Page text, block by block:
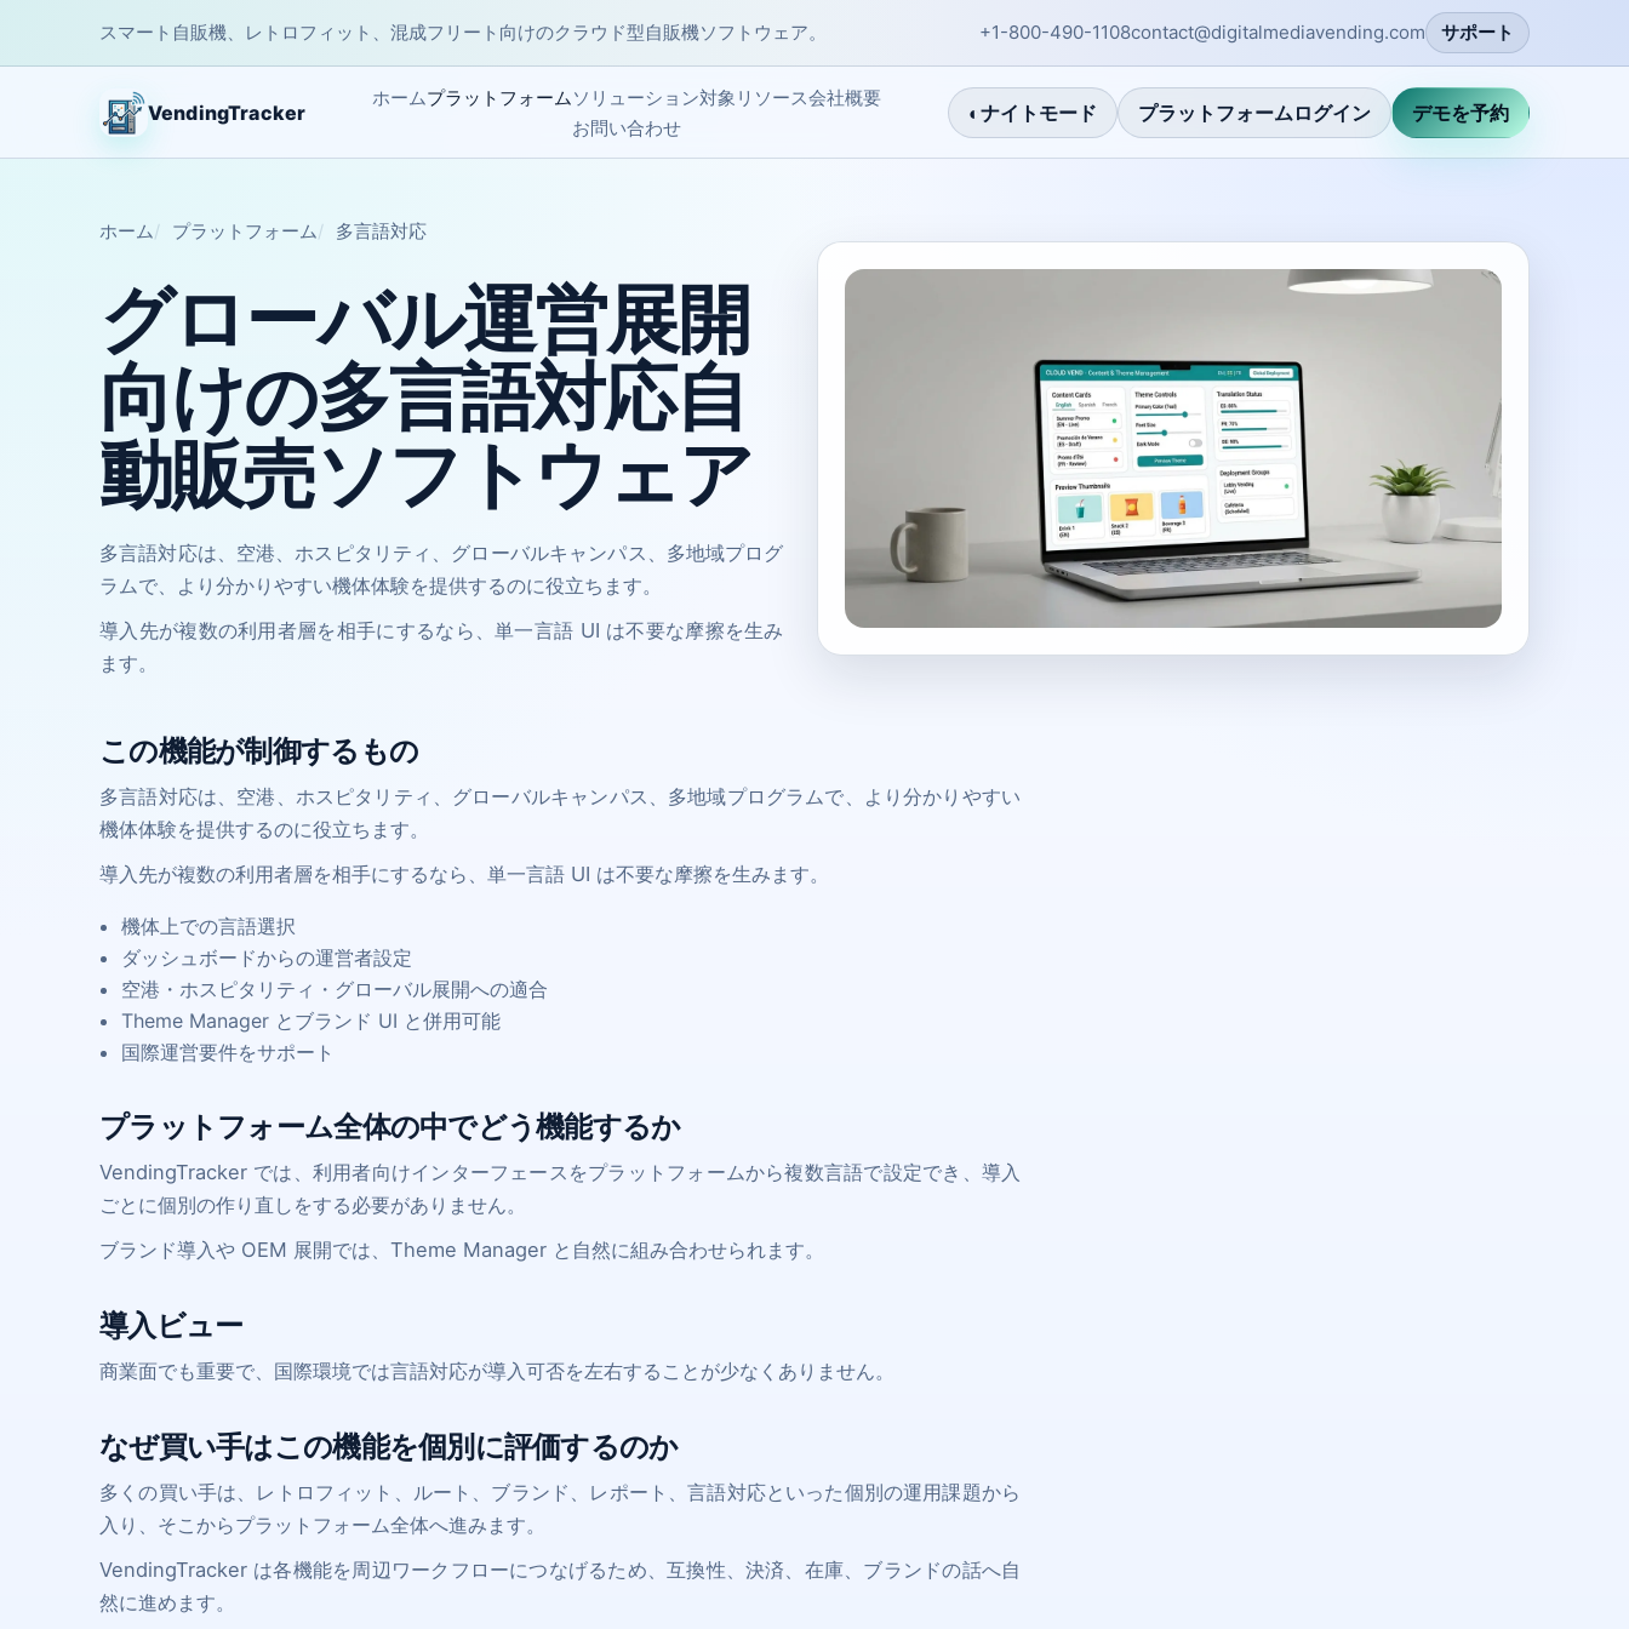
スマート自販機、レトロフィット、混成フリート向けのクラウド型自販機ソフトウェア。 +1-800-490-1108contact@digitalmediavending.com サポート
VendingTracker
ホームプラットフォームソリューション対象 リソース会社概要
お問い合わせ
◐ ナイトモード プラットフォームログイン デモを予約
ホーム プラットフォーム 多言語対応
グローバル運営展開
向けの多言語対応自
動販売ソフトウェア
多言語対応は、空港、ホスピタリティ、グローバルキャンパス、多地域プログ
ラムで、より分かりやすい機体体験を提供するのに役立ちます。
導入先が複数の利用者層を相手にするなら、単一言語 UI は不要な摩擦を生み
ます。
この機能が制御するもの
多言語対応は、空港、ホスピタリティ、グローバルキャンパス、多地域プログラムで、より分かりやすい
機体体験を提供するのに役立ちます。
導入先が複数の利用者層を相手にするなら、単一言語 UI は不要な摩擦を生みます。
機体上での言語選択
ダッシュボードからの運営者設定
空港・ホスピタリティ・グローバル展開への適合
Theme Manager とブランド UI と併用可能
国際運営要件をサポート
プラットフォーム全体の中でどう機能するか
VendingTracker では、利用者向けインターフェースをプラットフォームから複数言語で設定でき、導入
ごとに個別の作り直しをする必要がありません。
ブランド導入や OEM 展開では、Theme Manager と自然に組み合わせられます。
導入ビュー
商業面でも重要で、国際環境では言語対応が導入可否を左右することが少なくありません。
なぜ買い手はこの機能を個別に評価するのか
多くの買い手は、レトロフィット、ルート、ブランド、レポート、言語対応といった個別の運用課題から
入り、そこからプラットフォーム全体へ進みます。
VendingTracker は各機能を周辺ワークフローにつなげるため、互換性、決済、在庫、ブランドの話へ自
然に進めます。